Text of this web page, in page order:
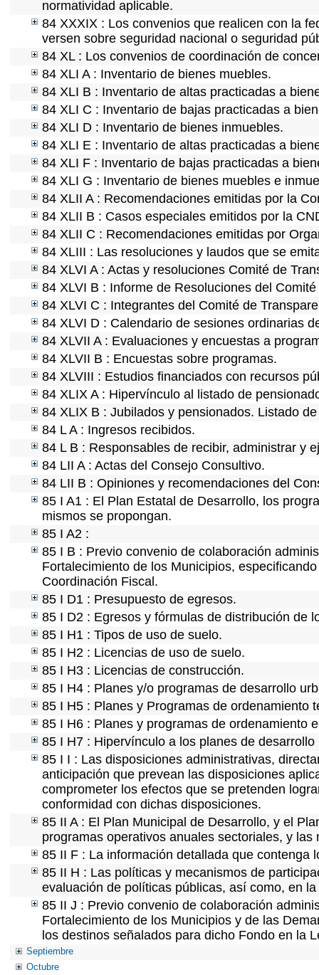
normatividad aplicable.
84 XXXIX : Los convenios que realicen con la
versen sobre seguridad nacional o seguridad
84 XL : Los convenios de coordinación de
84 XLI A : Inventario de bienes muebles.
84 XLI B : Inventario de altas practicadas a
84 XLI C : Inventario de bajas practicadas a
84 XLI D : Inventario de bienes inmuebles.
84 XLI E : Inventario de altas practicadas a
84 XLI F : Inventario de bajas practicadas a
84 XLI G : Inventario de bienes muebles e
84 XLII A : Recomendaciones emitidas por la
84 XLII B : Casos especiales emitidos por la
84 XLII C : Recomendaciones emitidas por
84 XLIII : Las resoluciones y laudos que se
84 XLVI A : Actas y resoluciones Comité de
84 XLVI B : Informe de Resoluciones del
84 XLVI C : Integrantes del Comité de
84 XLVI D : Calendario de sesiones ordinarias
84 XLVII A : Evaluaciones y encuestas a
84 XLVII B : Encuestas sobre programas.
84 XLVIII : Estudios financiados con recursos
84 XLIX A : Hipervínculo al listado de
84 XLIX B : Jubilados y pensionados. Listado
84 L A : Ingresos recibidos.
84 L B : Responsables de recibir, administrar y
84 LII A : Actas del Consejo Consultivo.
84 LII B : Opiniones y recomendaciones del
85 I A1 : El Plan Estatal de Desarrollo, los
mismos se propongan.
85 I A2 :
85 I B : Previo convenio de colaboración
Fortalecimiento de los Municipios,
Coordinación Fiscal.
85 I D1 : Presupuesto de egresos.
85 I D2 : Egresos y fórmulas de distribución de
85 I H1 : Tipos de uso de suelo.
85 I H2 : Licencias de uso de suelo.
85 I H3 : Licencias de construcción.
85 I H4 : Planes y/o programas de desarrollo
85 I H5 : Planes y Programas de ordenamiento
85 I H6 : Planes y programas de ordenamiento
85 I H7 : Hipervínculo a los planes de desarrollo
85 I I : Las disposiciones administrativas,
anticipación que prevean las disposiciones
comprometer los efectos que se pretenden
conformidad con dichas disposiciones.
85 II A : El Plan Municipal de Desarrollo, y el
programas operativos anuales sectoriales, y
85 II F : La información detallada que contenga
85 II H : Las políticas y mecanismos de
evaluación de políticas públicas, así como, en
85 II J : Previo convenio de colaboración
Fortalecimiento de los Municipios y de las
los destinos señalados para dicho Fondo en la
Septiembre
Octubre